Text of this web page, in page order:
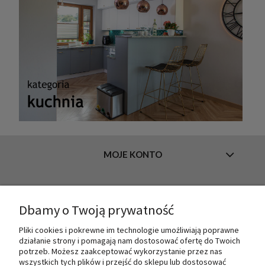
MOJE KONTO
O NAS
Dbamy o Twoją prywatność
Pliki cookies i pokrewne im technologie umożliwiają poprawne
działanie strony i pomagają nam dostosować ofertę do Twoich
potrzeb. Możesz zaakceptować wykorzystanie przez nas
wszystkich tych plików i przejść do sklepu lub dostosować